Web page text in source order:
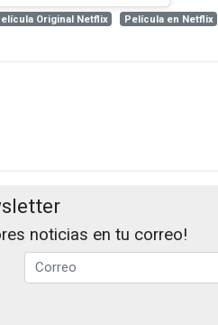
Original Netflix
Película en Netflix
noticias en tu correo!